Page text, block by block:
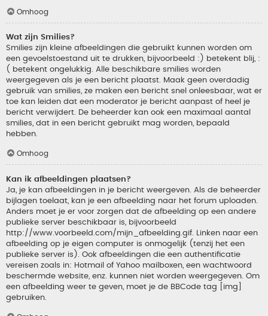
Omhoog
Wat zijn Smilies?
Smilies zijn kleine afbeeldingen die gebruikt kunnen worden om
een gevoelstoestand uit te drukken, bijvoorbeeld :) betekent blij, :
( betekent ongelukkig. Alle beschikbare smilies worden
weergegeven als je een bericht plaatst. Maak geen overdadig
gebruik van smilies, ze maken een bericht snel onleesbaar, wat er
toe kan leiden dat een moderator je bericht aanpast of heel je
bericht verwijdert. De beheerder kan ook een maximaal aantal
smilies, dat in een bericht gebruikt mag worden, bepaald
hebben.
Omhoog
Kan ik afbeeldingen plaatsen?
Ja, je kan afbeeldingen in je bericht weergeven. Als de beheerder
bijlagen toelaat, kan je een afbeelding naar het forum uploaden.
Anders moet je er voor zorgen dat de afbeelding op een andere
publieke server beschikbaar is, bijvoorbeeld
http://www.voorbeeld.com/mijn_afbeelding.gif. Linken naar een
afbeelding op je eigen computer is onmogelijk (tenzij het een
publieke server is). Ook afbeeldingen die een authentificatie
vereisen zoals in: Hotmail of Yahoo mailboxen, een wachtwoord
beschermde website, enz. kunnen niet worden weergegeven. Om
een afbeelding weer te geven, moet je de BBCode tag [img]
gebruiken.